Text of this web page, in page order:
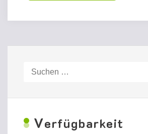
nach:
Verfügbarkeit